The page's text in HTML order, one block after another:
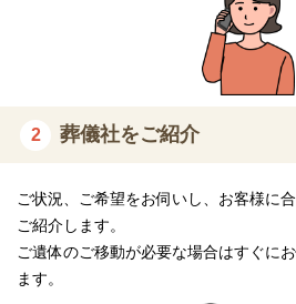
2 葬儀社をご紹介
ご状況、ご希望をお伺いし、お客様に
ご紹介します。
ご遺体のご移動が必要な場合はすぐに
ます。